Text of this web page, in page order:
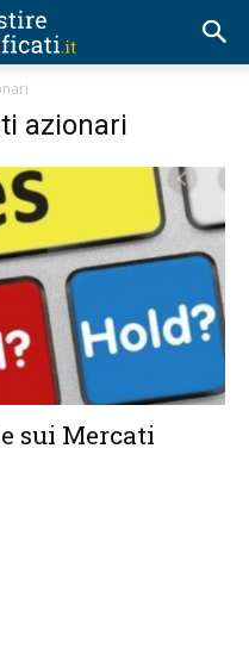
azionari
sui Mercati